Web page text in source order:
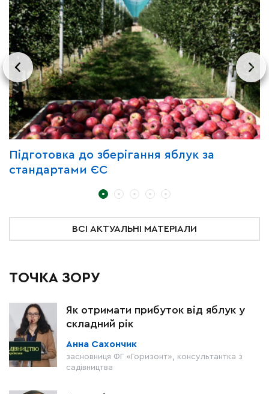
Підготовка до зберігання яблук за
стандартами ЄС
ВСІ АКТУАЛЬНІ МАТЕРІАЛИ
ТОЧКА ЗОРУ
Як отримати прибуток від яблук у
складний рік
Анна Сахончик
засновниця ФГ «Горизонт», консультантка з
садівництва